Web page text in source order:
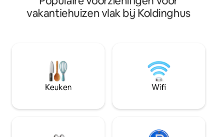
met een eigen terras en tuin. Binnen
vind je een houtkachel, een bad en een
van Egtvedigen, Jellingstenene, Vejle
Fjord en Bindeballe Købmandsgård.
Perfect voor twee personen die op zoek
zijn naar rust, natuur en aanwezigheid –
vakantiehuizen vlak bij Koldinghus
Keuken Wifi